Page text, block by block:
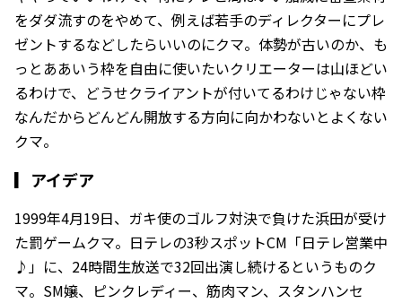
をダダ流すのをやめて、例えば若手のディレクターにプレ
ゼントするなどしたらいいのにクマ。体勢が古いのか、も
っとああいう枠を自由に使いたいクリエーターは山ほどい
るわけで、どうせクライアントが付いてるわけじゃない枠
なんだからどんどん開放する方向に向かわないとよくない
クマ。
▎ アイデア
1999年4月19日、ガキ使のゴルフ対決で負けた浜田が受け
た罰ゲームクマ。日テレの3秒スポットCM「日テレ営業中
♪」に、24時間生放送で32回出演し続けるというものク
マ。SM嬢、ピンクレディー、筋肉マン、スタンハンセ